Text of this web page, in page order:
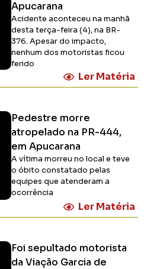
Apucarana
Acidente aconteceu na manhã
desta terça-feira (4), na BR-
376. Apesar do impacto,
nenhum dos motoristas ficou
ferido
Ler Matéria
Pedestre morre
atropelado na PR-444,
em Apucarana
A vítima morreu no local e teve
o óbito constatado pelas
equipes que atenderam a
ocorrência
Ler Matéria
Foi sepultado motorista
da Viação Garcia de